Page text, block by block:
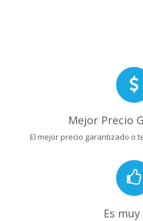
Mejor Precio
El mejor precio garantizado o
Es